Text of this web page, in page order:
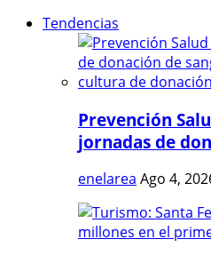
Tendencias
Prevención
jornadas de
enelarea Ago 4,